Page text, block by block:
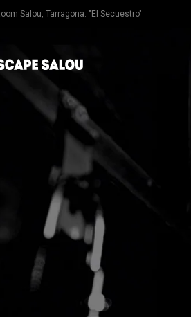
Salou, Tarragona. "El Secuestro"